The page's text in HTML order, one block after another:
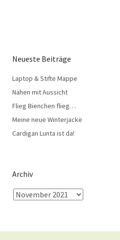
Neueste Beiträge
Laptop & Stifte Mappe
Nähen mit Aussicht
Flieg Bienchen flieg…
Meine neue Winterjacke
Cardigan Lunta ist da!
Archiv